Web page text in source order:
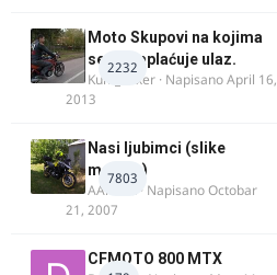
2232
Moto Skupovi na kojima
se ne naplaćuje ulaz.
Kum_Mixer · NapisanoApril 16,
2013
7803
Nasi ljubimci (slike
motora)
AArnold · NapisanoOctobar
21, 2007
CFMOTO 800 MTX